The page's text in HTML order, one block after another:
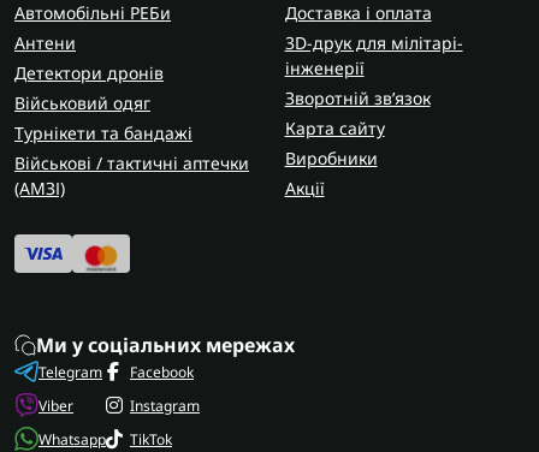
Автомобільні РЕБи
Антени
Детектори дронів
Військовий одяг
Турнікети та бандажі
Військові / тактичні аптечки
(AMЗІ)
Доставка і оплата
3D-друк для мілітарі-
інженерії
Зворотній зв’язок
Карта сайту
Виробники
Акції
Ми у соціальних мережах
Telegram
Viber
Whatsapp
Facebook
Instagram
TikTok